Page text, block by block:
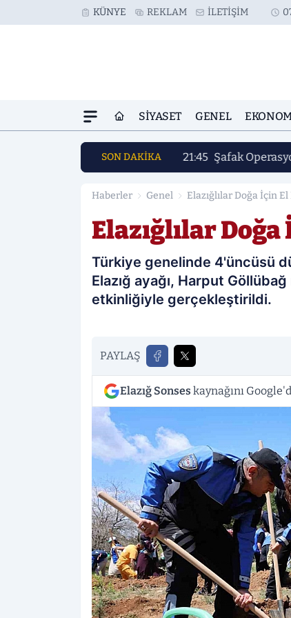
KÜNYE REKLAM İLETIŞIM
SIYASET GENEL
SON DAKİKA 21:45 Şafak
Haberler Genel Elazığlılar Doğa İçin
Elazığlılar
Türkiye genelinde 4'üncüsü
Elazığ ayağı, Harput
etkinliğiyle gerçekleştirildi.
PAYLAŞ
Elazığ Sonses kaynağını